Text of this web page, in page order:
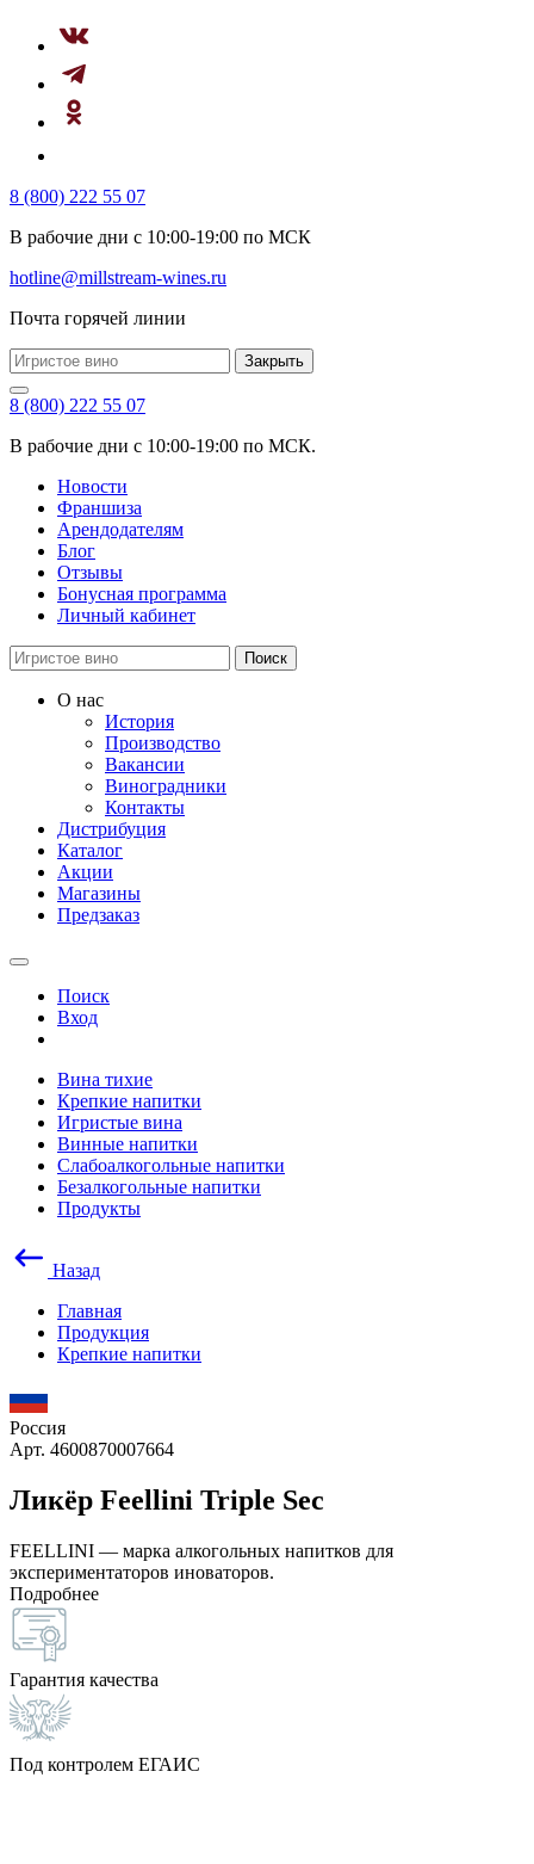
8 (800) 222 55 07
В рабочие дни с 10:00-19:00 по МСК
hotline@millstream-wines.ru
Почта горячей линии
Закрыть
8 (800) 222 55 07
В рабочие дни с 10:00-19:00 по МСК.
Новости
Франшиза
Арендодателям
Блог
Отзывы
Бонусная программа
Личный кабинет
Поиск
О нас
История
Производство
Вакансии
Виноградники
Контакты
Дистрибуция
Каталог
Акции
Магазины
Предзаказ
Поиск
Вход
Вина тихие
Крепкие напитки
Игристые вина
Винные напитки
Слабоалкогольные напитки
Безалкогольные напитки
Продукты
Назад
Главная
Продукция
Крепкие напитки
Россия
Арт. 4600870007664
Ликёр Feellini Triple Sec
FEELLINI — марка алкогольных напитков для
экспериментаторов иноваторов.
Подробнее
Гарантия качества
Под контролем ЕГАИС